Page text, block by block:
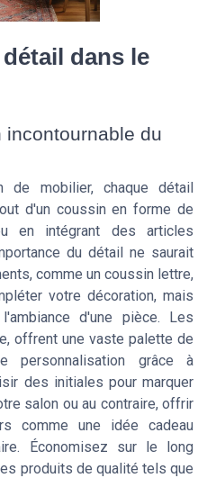
dans le
du
de mobilier, chaque détail
d'un coussin en forme de
en intégrant des articles
du détail ne saurait
comme un coussin lettre,
votre décoration, mais
d'une pièce. Les
offrent une vaste palette de
personnalisation grâce à
des initiales pour marquer
salon ou au contraire, offrir
comme une idée cadeau
Économisez sur le long
produits de qualité tels que